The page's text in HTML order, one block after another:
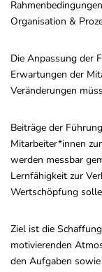
Organisation &
Die Anpassung der
Erwartungen der
Veränderungen
Beiträge der
Mitarbeiter*innen
werden messbar
Lernfähigkeit zur
Wertschöpfung
Ziel ist die
motivierenden
den Aufgaben